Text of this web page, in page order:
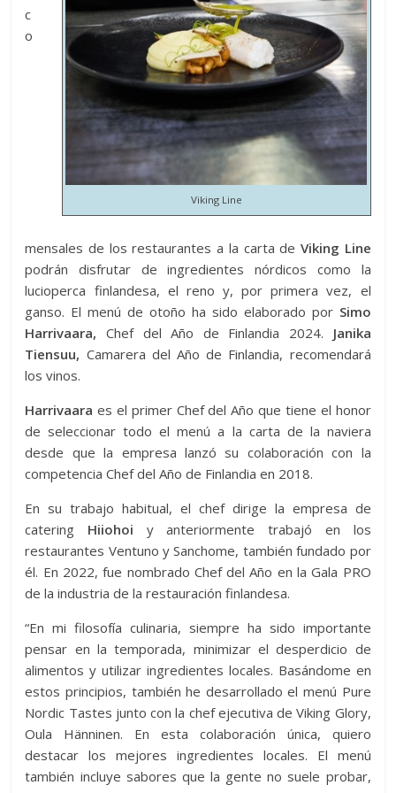
Viking Line
c
o
mensales de los restaurantes a la carta de Viking Line
podrán disfrutar de ingredientes nórdicos como la
lucioperca finlandesa, el reno y, por primera vez, el
ganso. El menú de otoño ha sido elaborado por Simo
Harrivaara, Chef del Año de Finlandia 2024. Janika
Tiensuu, Camarera del Año de Finlandia, recomendará
los vinos.
Harrivaara es el primer Chef del Año que tiene el honor
de seleccionar todo el menú a la carta de la naviera
desde que la empresa lanzó su colaboración con la
competencia Chef del Año de Finlandia en 2018.
En su trabajo habitual, el chef dirige la empresa de
catering Hiiohoi y anteriormente trabajó en los
restaurantes Ventuno y Sanchome, también fundado por
él. En 2022, fue nombrado Chef del Año en la Gala PRO
de la industria de la restauración finlandesa.
“En mi filosofía culinaria, siempre ha sido importante
pensar en la temporada, minimizar el desperdicio de
alimentos y utilizar ingredientes locales. Basándome en
estos principios, también he desarrollado el menú Pure
Nordic Tastes junto con la chef ejecutiva de Viking Glory,
Oula Hänninen. En esta colaboración única, quiero
destacar los mejores ingredientes locales. El menú
también incluye sabores que la gente no suele probar,